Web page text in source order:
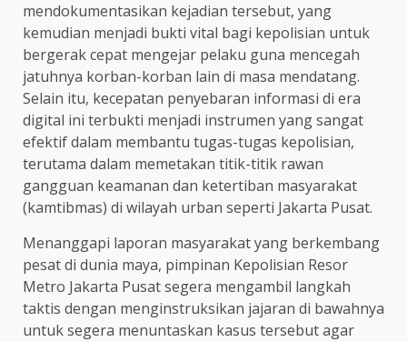
mendokumentasikan kejadian tersebut, yang
kemudian menjadi bukti vital bagi kepolisian untuk
bergerak cepat mengejar pelaku guna mencegah
jatuhnya korban-korban lain di masa mendatang.
Selain itu, kecepatan penyebaran informasi di era
digital ini terbukti menjadi instrumen yang sangat
efektif dalam membantu tugas-tugas kepolisian,
terutama dalam memetakan titik-titik rawan
gangguan keamanan dan ketertiban masyarakat
(kamtibmas) di wilayah urban seperti Jakarta Pusat.
Menanggapi laporan masyarakat yang berkembang
pesat di dunia maya, pimpinan Kepolisian Resor
Metro Jakarta Pusat segera mengambil langkah
taktis dengan menginstruksikan jajaran di bawahnya
untuk segera menuntaskan kasus tersebut agar